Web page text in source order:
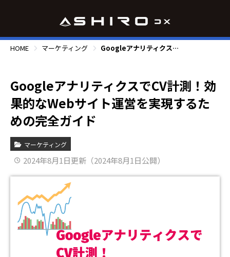
HOME マーケティング GoogleアナリティクスでCV計測！効果的なWebサイト運営を実現するための完全ガイド
GoogleアナリティクスでCV計測！効
果的なWebサイト運営を実現するた
めの完全ガイド
マーケティング
2024年8月1日更新（2024年8月1日公開）